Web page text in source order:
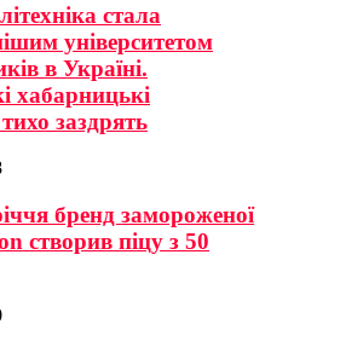
стала
університетом
в Україні.
хабарницькі
заздрять
бренд замороженої
створив піцу з 50